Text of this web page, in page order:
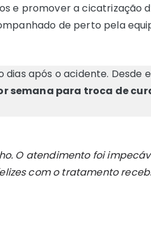
e promover a cicatrização
de perto pela
após o acidente. Desde
semana para troca de
O atendimento foi
com o tratamento